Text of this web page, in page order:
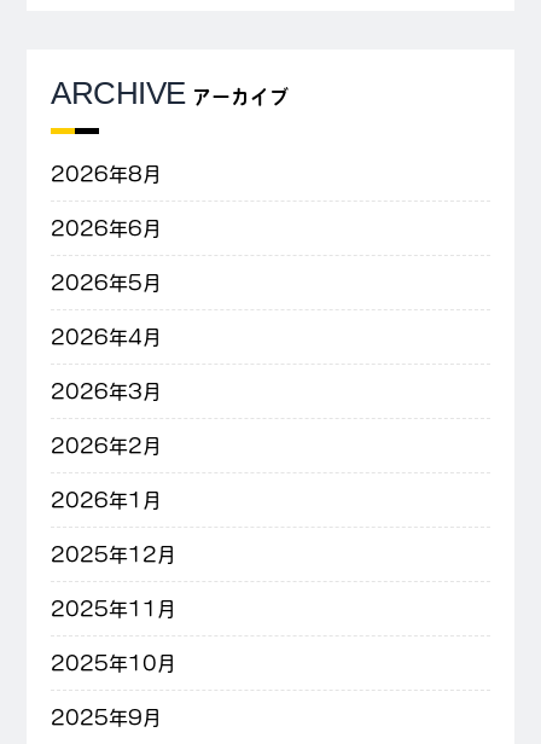
ARCHIVE アーカイブ
2026年8月
2026年6月
2026年5月
2026年4月
2026年3月
2026年2月
2026年1月
2025年12月
2025年11月
2025年10月
2025年9月